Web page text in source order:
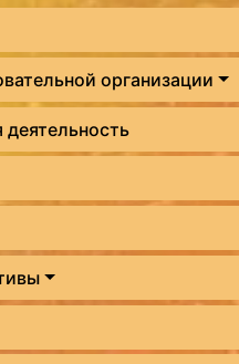
организации